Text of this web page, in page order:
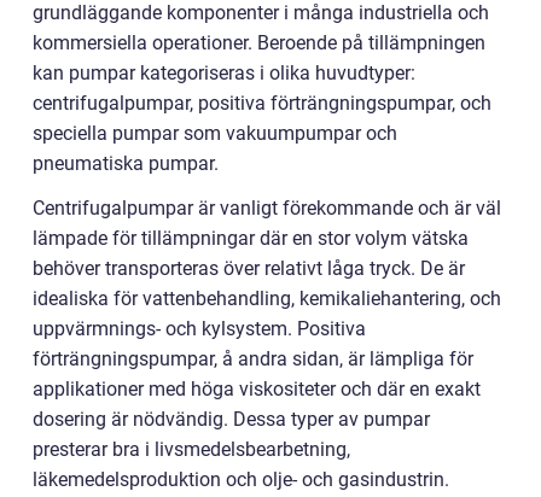
grundläggande komponenter i många industriella och
kommersiella operationer. Beroende på tillämpningen
kan pumpar kategoriseras i olika huvudtyper:
centrifugalpumpar, positiva förträngningspumpar, och
speciella pumpar som vakuumpumpar och
pneumatiska pumpar.
Centrifugalpumpar är vanligt förekommande och är väl
lämpade för tillämpningar där en stor volym vätska
behöver transporteras över relativt låga tryck. De är
idealiska för vattenbehandling, kemikaliehantering, och
uppvärmnings- och kylsystem. Positiva
förträngningspumpar, å andra sidan, är lämpliga för
applikationer med höga viskositeter och där en exakt
dosering är nödvändig. Dessa typer av pumpar
presterar bra i livsmedelsbearbetning,
läkemedelsproduktion och olje- och gasindustrin.